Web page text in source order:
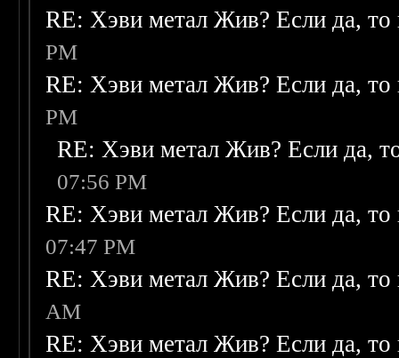
RE: Хэви метал Жив? Если да, то
PM
RE: Хэви метал Жив? Если да, то
PM
RE: Хэви метал Жив? Если да,
07:56 PM
RE: Хэви метал Жив? Если да, то
07:47 PM
RE: Хэви метал Жив? Если да, то
AM
RE: Хэви метал Жив? Если да, то